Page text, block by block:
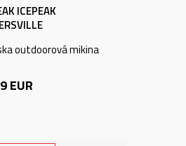
ICEPEAK
outdoorová mikina
EUR